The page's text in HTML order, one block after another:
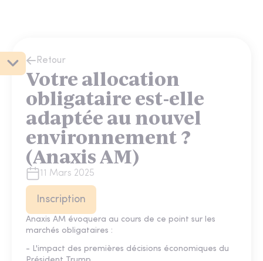
Retour
Votre allocation
obligataire est-elle
adaptée au nouvel
environnement ?
(Anaxis AM)
11 Mars 2025
Inscription
Anaxis AM évoquera au cours de ce point sur les
marchés obligataires :
- L'impact des premières décisions économiques du